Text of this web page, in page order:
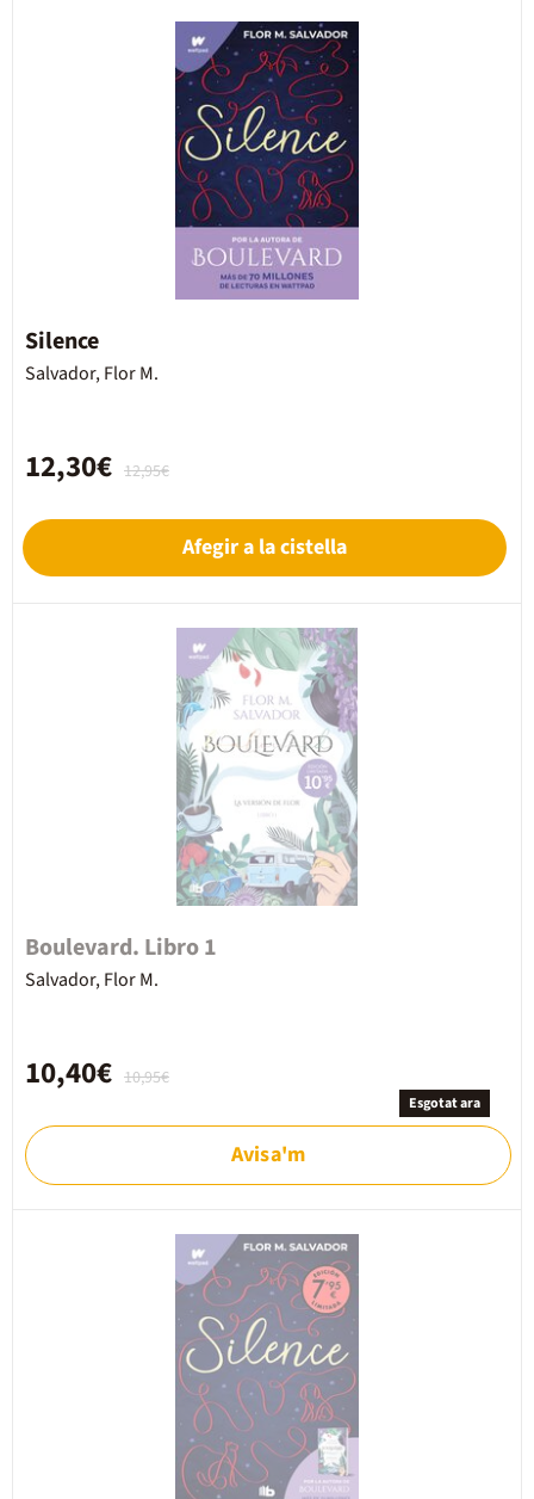
Silence
Salvador, Flor M.
12,95€
12,30€
Afegir a la cistella
Boulevard. Libro 1
Salvador, Flor M.
10,95€
10,40€
Esgotat ara
Avisa'm